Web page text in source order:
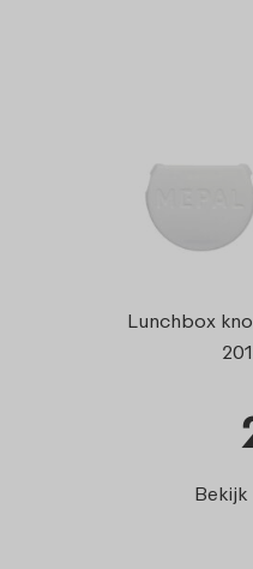
Lunchbox
Bekijk